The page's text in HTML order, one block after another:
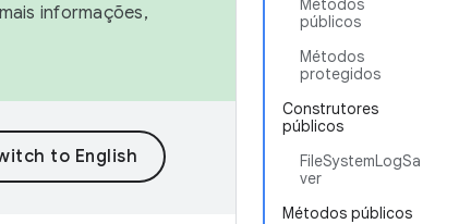
Métodos
públicos
Métodos
protegidos
Construtores
públicos
FileSystemLogSa
ver
Métodos públicos
informações,